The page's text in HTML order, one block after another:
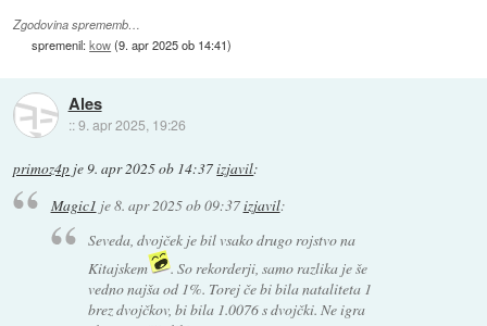
Zgodovina sprememb…
spremenil:kow(9. apr 2025 ob 14:41)
Ales
::9. apr 2025, 19:26
primoz4p je9. apr 2025 ob 14:37izjavil:
Magic1 je8. apr 2025 ob 09:37izjavil:
Seveda, dvojček je bil vsako drugo rojstvo na
Kitajskem
. So rekorderji, samo razlika je še
vedno najša od 1%. Torej če bi bila nataliteta 1
brez dvojčkov, bi bila 1.0076 s dvojčki. Ne igra